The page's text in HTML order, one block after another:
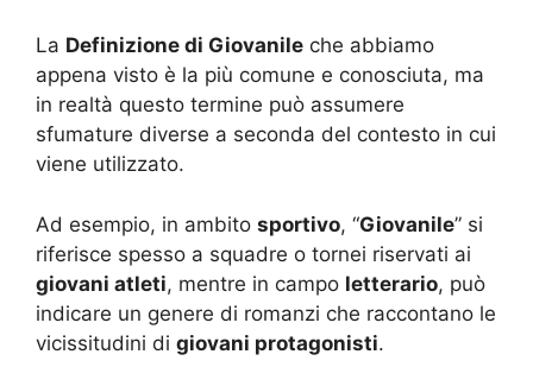
La Definizione di Giovanile che abbiamo
appena visto è la più comune e conosciuta, ma
in realtà questo termine può assumere
sfumature diverse a seconda del contesto in cui
viene utilizzato.
Ad esempio, in ambito sportivo, “Giovanile” si
riferisce spesso a squadre o tornei riservati ai
giovani atleti, mentre in campo letterario, può
indicare un genere di romanzi che raccontano le
vicissitudini di giovani protagonisti.